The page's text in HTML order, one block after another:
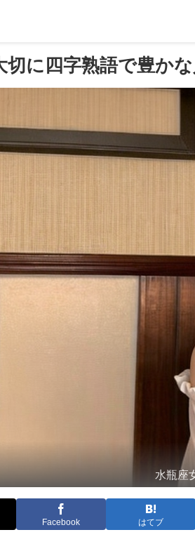
切に四字熟語で豊か
水瓶座
Facebook はてブ